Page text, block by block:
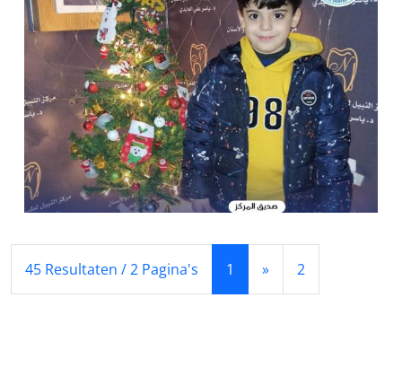
45 Resultaten / 2 Pagina's 1 (Huidige)
»(Volgende)
2